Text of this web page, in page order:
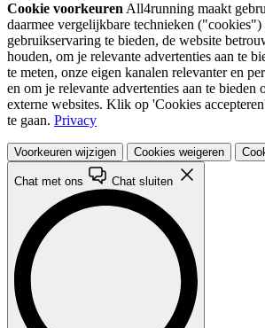
Cookie voorkeuren All4running maakt
daarmee vergelijkbare technieken
gebruikservaring te bieden, de website
houden, om je relevante advertenties aan te
te meten, onze eigen kanalen relevanter en
en om je relevante advertenties aan te bieden
externe websites. Klik op 'Cookies
te gaan. Privacy
Voorkeuren wijzigen Cookies weigeren
Chat met ons Chat sluiten